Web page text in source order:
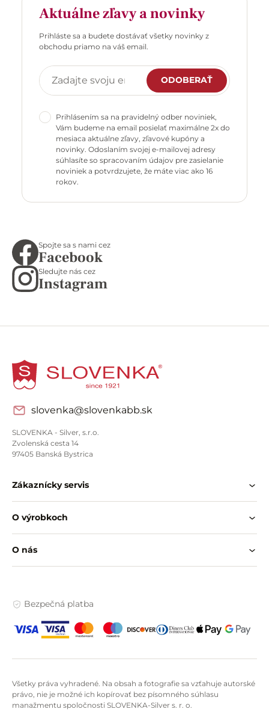
Aktuálne zľavy a novinky
Prihláste sa a budete dostávať všetky novinky z
obchodu priamo na váš email.
ODOBERAŤ
Prihlásením sa na pravidelný odber noviniek,
Vám budeme na email posielať maximálne 2x do
mesiaca aktuálne zľavy, zľavové kupóny a
novinky. Odoslaním svojej e-mailovej adresy
súhlasíte so spracovaním údajov pre zasielanie
noviniek a potvrdzujete, že máte viac ako 16
rokov.
Spojte sa s nami cez
Facebook
Sledujte nás cez
Instagram
slovenka@slovenkabb.sk
SLOVENKA - Silver, s.r.o.
Zvolenská cesta 14
97405 Banská Bystrica
Zákaznícky servis
O výrobkoch
O nás
Bezpečná platba
Všetky práva vyhradené. Na obsah a fotografie sa vzťahuje autorské
právo, nie je možné ich kopírovať bez písomného súhlasu
manažmentu spoločnosti SLOVENKA-Silver s. r. o.